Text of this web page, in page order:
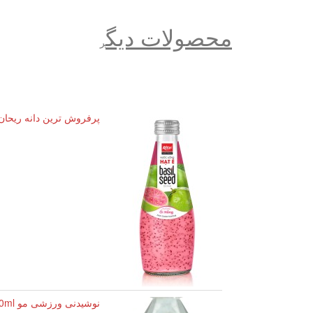
محصولات دیگر
پرفروش ترین دانه ریحان 290 میلی لیتری بطری شیشه ای با طعم گواوا
نوشیدنی ورزشی مو 500ml برای انسان